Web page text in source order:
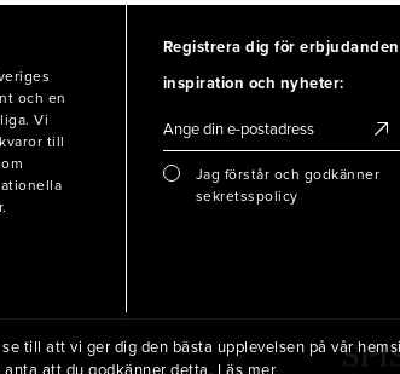
och en
Vi
till
Registrera dig för
inspiration och nyheter:
Jag förstår och godkänner
sekretsspolicy
till att vi ger dig den bästa upplevelsen på vår